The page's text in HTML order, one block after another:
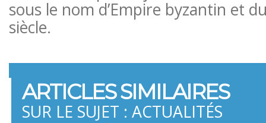
sous le nom d’Empire byzantin et
siècle.
ARTICLES SIMILAIRES
SUR LE SUJET : ACTUALITÉS